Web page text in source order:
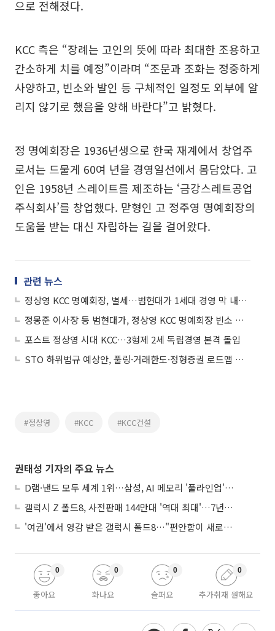
으로 전해졌다.
KCC 측은 “장례는 고인의 뜻에 따라 최대한 조용하고
간소하게 치를 예정”이라며 “조문과 조화는 정중하게
사양하고, 빈소와 발인 등 구체적인 일정도 외부에 알
리지 않기로 했음을 양해 바란다”고 밝혔다.
정 명예회장은 1936년생으로 한국 재계에서 창업주
로서는 드물게 60여 년을 경영일선에서 몸담았다. 고
인은 1958년 스레이트를 제조하는 ‘금강스레트공업
주식회사’를 창업했다. 맏형인 고 정주영 명예회장의
도움을 받는 대신 자립하는 길을 걸어왔다.
관련 뉴스
정상영 KCC 명예회장, 별세…범현대가 1세대 경영 막 내렸다
정몽준 이사장 등 범현대가, 정상영 KCC 명예회장 빈소 찾아
포스트 정상영 시대 KCC…3형제 2세 독립경영 본격 돌입
STO 하위법규 예상안, 풀링·거래한도·정형증권 로드맵 제시
#정상영 #KCC #KCC건설
권태성 기자의 주요 뉴스
D램·낸드 모두 세계 1위…삼성, AI 메모리 '풀라인업'으로 승부
갤럭시 Z 폴드8, 사전판매 144만대 '역대 최대'…7년만에 갤노트10 기록 넘어
'여권'에서 영감 받은 갤럭시 폴드8…"편안함이 새로운 디자인 경쟁력"
좋아요
0
화나요
0
슬퍼요
0
추가취재 원해요
0